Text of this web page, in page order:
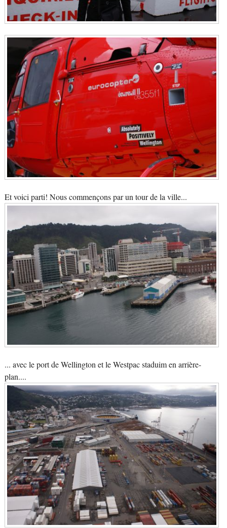
Et voici parti! Nous commençons par un tour de la ville...
... avec le port de Wellington et le Westpac staduim en arrière-
plan....